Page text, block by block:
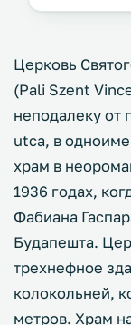
Церковь
(Pali Szent
неподалеку от
utca, в
храм в
1936 годах,
Фабиана
Будапешта.
трехнефное
колокольней,
метров. Храм